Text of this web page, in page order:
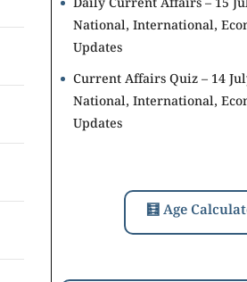
Daily Current Affairs – 15
National, International,
Updates
Current Affairs Quiz – 14
National, International,
Updates
🧮 Age